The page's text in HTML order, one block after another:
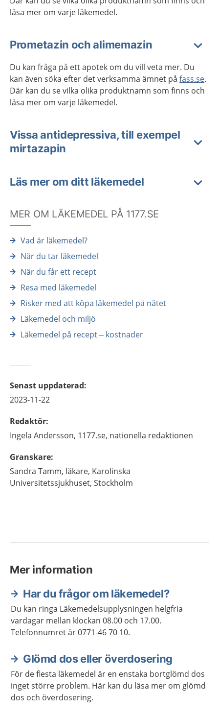
läsa mer om varje läkemedel.
Prometazin och alimemazin
Du kan fråga på ett apotek om du vill veta mer. Du
kan även söka efter det verksamma ämnet på fass.se.
Där kan du se vilka olika produktnamn som finns och
läsa mer om varje läkemedel.
Vissa antidepressiva, till exempel
mirtazapin
Läs mer om ditt läkemedel
MER OM LÄKEMEDEL PÅ 1177.SE
Vad är läkemedel?
När du tar läkemedel
När du får ett recept
Resa med läkemedel
Risker med att köpa läkemedel på nätet
Läkemedel och miljö
Läkemedel på recept – kostnader
Senast uppdaterad:
2023-11-22
Redaktör:
Ingela Andersson, 1177.se, nationella redaktionen
Granskare:
Sandra Tamm, läkare, Karolinska
Universitetssjukhuset, Stockholm
Mer information
Har du frågor om läkemedel?
Du kan ringa Läkemedelsupplysningen helgfria
vardagar mellan klockan 08.00 och 17.00.
Telefonnumret är 0771-46 70 10.
Glömd dos eller överdosering
För de flesta läkemedel är en enstaka bortglömd dos
inget större problem. Här kan du läsa mer om glömd
dos och överdosering.